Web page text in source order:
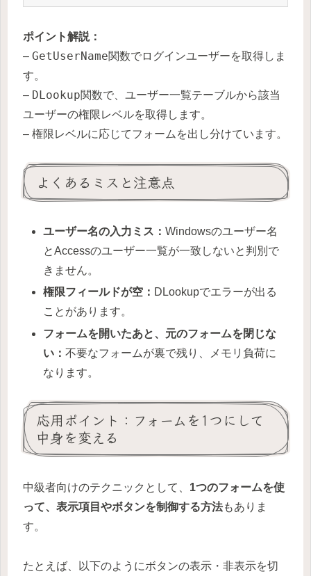
ポイント解説：
– GetUserName関数でログインユーザーを取得しま
す。
– DLookup関数で、ユーザー一覧テーブルから該当
ユーザーの権限レベルを取得します。
– 権限レベルに応じてフォームを出し分けています。
よくあるミスと注意点
ユーザー名の入力ミス：Windowsのユーザー名
とAccessのユーザー一覧が一致しないと判別で
きません。
権限フィールドが空： DLookupでエラーが出る
ことがあります。
フォームを開いたあと、元のフォームを閉じな
い：不要なフォームが裏で残り、メモリ負荷に
なります。
応用ポイント：フォームを1つにして
中身を変える
中級者向けのテクニックとして、 1つのフォームを使
って、表示項目やボタンを制御する方法もありま
す。
たとえば、以下のようにボタンの表示・非表示を切